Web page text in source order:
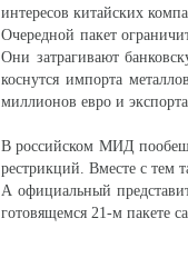
интересов китайских
Очередной пакет
Они затрагивают
коснутся импорта
миллионов евро и
В российском МИД
рестрикций. Вместе с тем
А официальный
готовящемся 21-м пакете